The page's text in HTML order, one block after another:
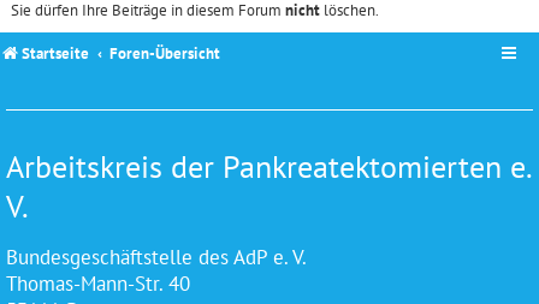
Sie dürfen Ihre Beiträge in diesem Forum nicht löschen.
Startseite Foren-Übersicht
Arbeitskreis der Pankreatektomierten e.
V.
Bundesgeschäftstelle des AdP e. V.
Thomas-Mann-Str. 40